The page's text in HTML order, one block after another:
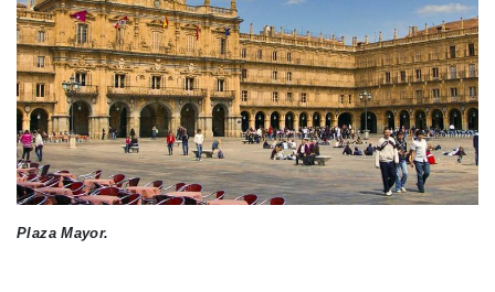
Plaza Mayor.